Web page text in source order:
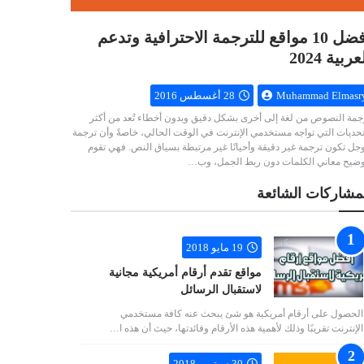
أفضل 10 مواقع للترجمة الاحترافية وتدعم
2024
Muhammad 28 أغسطس 2016
النصوص من لغة إلى أخرى بشكل دقيق وبدون أخطاء تُعد من أكثر
التي تواجه مستخدمي الإنترنت في الوقت الحالي، خاصةً وأن ترجمة
تكون ترجمة غير دقيقة وأحيانًا غير مرتبطة بسياق النص. فهي تقوم
معاني الكلمات دون ربط الجمل، وب…
الشائعة
19 مايو 2018
مواقع تقدم أرقام أمريكية مجانية
لاستقبال الرسائل
الحصول على أرقام أمريكية هو شئ يبحث عنه كافة مستخدمي
الإنترنت تقريبًا وذلك لأهمية هذه الأرقام وفائدتها، حيث أن هذه ا…